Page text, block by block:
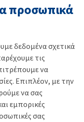
προσωπικά
δεδομένα σχετικά
τις
να
Επιπλέον, με την
να σας
εμπορικές
σας